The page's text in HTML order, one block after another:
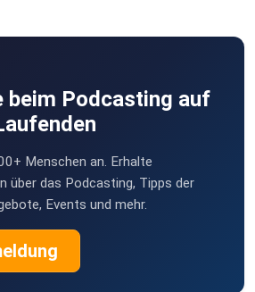
beim Podcasting auf
Menschen an. Erhalte
über das Podcasting, Tipps der
Events und mehr.